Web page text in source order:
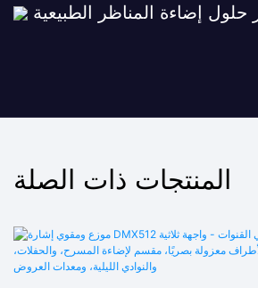
حلول إضاءة المناظر الطبيعية
المنتجات ذات الصلة